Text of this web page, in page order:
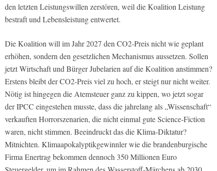
den letzten Leistungswillen zerstören, weil die Koalition Leistung
bestraft und Lebensleistung entwertet.
Die Koalition will im Jahr 2027 den CO2-Preis nicht wie geplant
erhöhen, sondern den gesetzlichen Mechanismus aussetzen. Sollen
jetzt Wirtschaft und Bürger Jubelarien auf die Koalition anstimmen?
Erstens bleibt der CO2-Preis viel zu hoch, er steigt nur nicht weiter.
Nötig ist hingegen die Atemsteuer ganz zu kippen, wo jetzt sogar
der IPCC eingestehen musste, dass die jahrelang als „Wissenschaft“
verkauften Horrorszenarien, die nicht einmal gute Science-Fiction
waren, nicht stimmen. Beeindruckt das die Klima-Diktatur?
Mitnichten. Klimaapokalyptikgewinnler wie die brandenburgische
Firma Enertrag bekommen dennoch 350 Millionen Euro